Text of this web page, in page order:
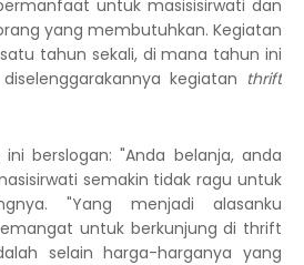
untuk masisisirwati dan
yang membutuhkan. Kegiatan
tahun sekali, di mana tahun ini
kegiatan thrift
berslogan: "Anda belanja, anda
semakin tidak ragu untuk
"Yang menjadi alasanku
untuk berkunjung di thrift
selain harga-harganya yang